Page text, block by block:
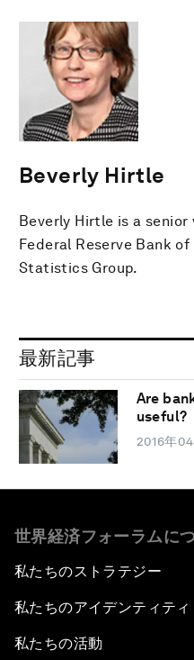
Beverly Hirtle
Beverly Hirtle is a
Federal Reserve Bank of
Statistics Group.
最新記事
Are
useful?
2016年04
世界経済フォーラムに
私たちのストラテジー
私たちのアイデンティティ
私たちの活動